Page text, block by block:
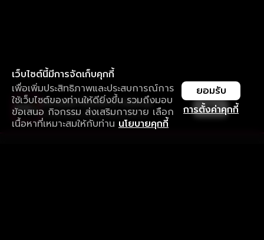
เว็บไซต์นี้มีการจัดเก็บคุกกี้
เพื่อเพิ่มประสิทธิภาพและประสบการณ์การ
ใช้เว็บไซต์ของท่านให้ดียิ่งขึ้น รวมถึงมอบ
ข้อเสนอ กิจกรรม ส่งเสริมการขาย เลือก
เนื้อหาที่เหมาะสมให้กับท่าน นโยบายคุกกี้
การตั้งค่าคุกกี้
ยอมรับ
ใช้งานแอป ลื่นไหลกว่า ไม่มีสะดุด
ดาวน์โหลดแอปเพื่อการรับชมที่ดีกว่า เปิด